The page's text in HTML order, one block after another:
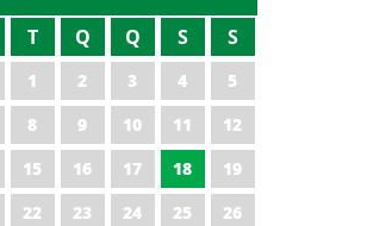
T Q Q S S
1 2 3 4
5
8 9 10 11
12
15 16 17 18
19
22 23 24 25
26